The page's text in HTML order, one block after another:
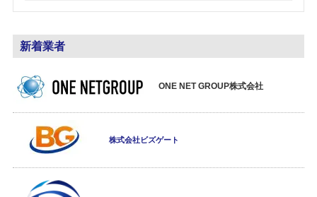
新着業者
ONE NET GROUP株式会社
株式会社ビズゲート